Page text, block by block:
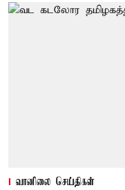
வானிலை செய்திகள்